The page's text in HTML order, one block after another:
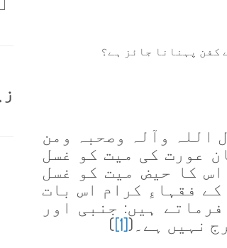
کفن پہنانا جائز ہے؟
اللہ وآلہ وصحبہ ومن
عورت کی میت کو غسل
اس کا حیض میت کو غسل
فقہاءِ کرام اس بات
ہیں: جنبی اور
نہیں ہے۔([1]
)